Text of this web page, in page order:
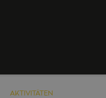
AKTIVITÄTEN